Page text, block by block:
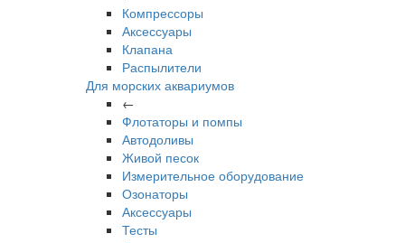
Компрессоры
Аксессуары
Клапана
Распылители
Для морских аквариумов
←
Флотаторы и помпы
Автодоливы
Живой песок
Измерительное оборудование
Озонаторы
Аксессуары
Тесты